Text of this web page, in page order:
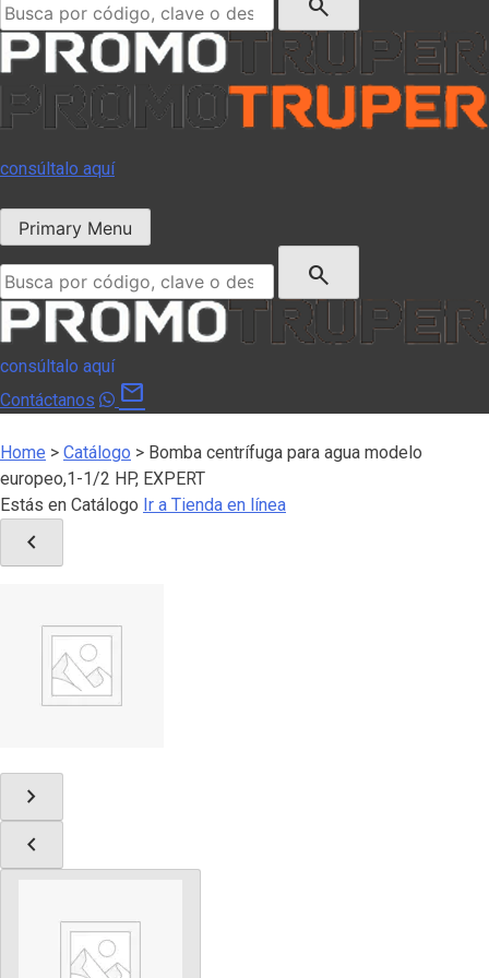
consúltalo aquí
Primary Menu
search
consúltalo aquí
Contáctanos
mail
Home > Catálogo > Bomba centrífuga para agua modelo
europeo,1-1/2 HP, EXPERT
Estás en Catálogo Ir a Tienda en línea
chevron_left
chevron_right
chevron_left